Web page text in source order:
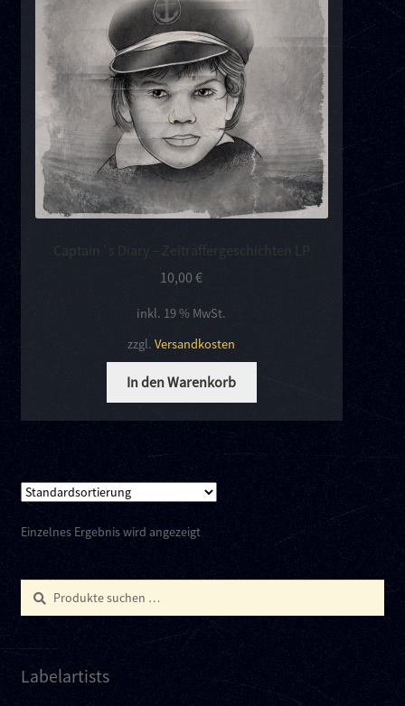
Kontakt
Links
Captain´s Diary – Zeitraffergeschichten LP
10,00€
inkl. 19 % MwSt.
zzgl.Versandkosten
In den Warenkorb
Einzelnes Ergebnis wird angezeigt
Suchen
nach:
Suchen
Labelartists